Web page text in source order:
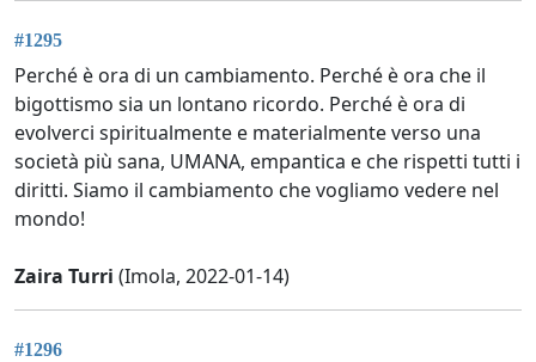
#1295
Perché è ora di un cambiamento. Perché è ora che il
bigottismo sia un lontano ricordo. Perché è ora di
evolverci spiritualmente e materialmente verso una
società più sana, UMANA, empantica e che rispetti tutti i
diritti. Siamo il cambiamento che vogliamo vedere nel
mondo!
Zaira Turri (Imola, 2022-01-14)
#1296